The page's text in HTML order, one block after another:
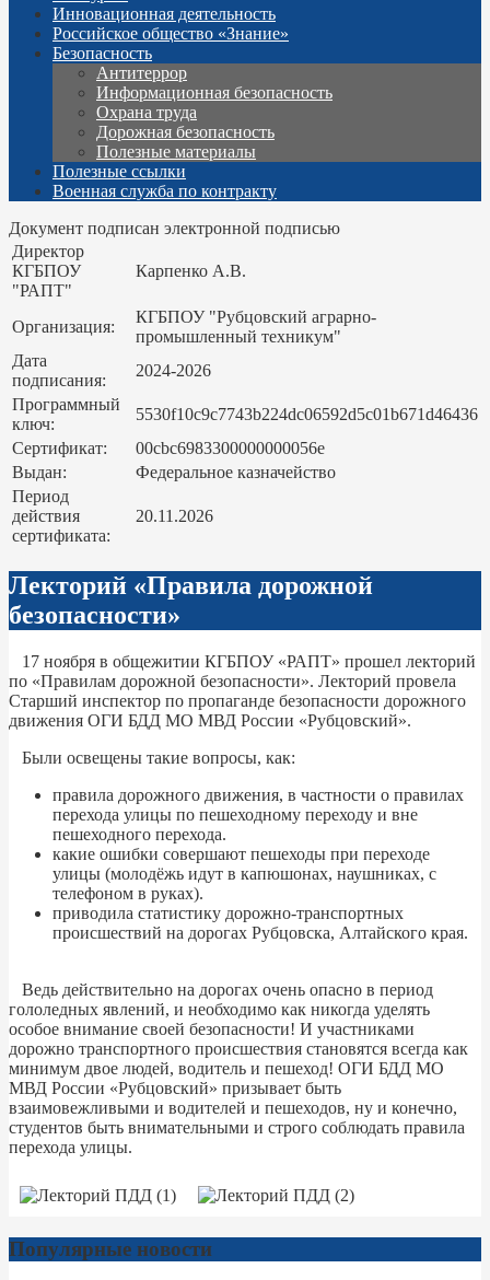
Инновационная деятельность
Российское общество «Знание»
Безопасность
Антитеррор
Информационная безопасность
Охрана труда
Дорожная безопасность
Полезные материалы
Полезные ссылки
Военная служба по контракту
Документ подписан электронной подписью
Директор
КГБПОУ
"РАПТ"
Карпенко А.В.
Организация:
КГБПОУ "Рубцовский аграрно-
промышленный техникум"
Дата
подписания:
2024-2026
Программный
ключ:
5530f10c9c7743b224dc06592d5c01b671d46436
Сертификат:
00cbc6983300000000056e
Выдан:
Федеральное казначейство
Период
действия
сертификата:
20.11.2026
Лекторий «Правила дорожной
безопасности»
17 ноября в общежитии КГБПОУ «РАПТ» прошел лекторий
по «Правилам дорожной безопасности». Лекторий провела
Старший инспектор по пропаганде безопасности дорожного
движения ОГИ БДД МО МВД России «Рубцовский».
Были освещены такие вопросы, как:
правила дорожного движения, в частности о правилах
перехода улицы по пешеходному переходу и вне
пешеходного перехода.
какие ошибки совершают пешеходы при переходе
улицы (молодёжь идут в капюшонах, наушниках, с
телефоном в руках).
приводила статистику дорожно-транспортных
происшествий на дорогах Рубцовска, Алтайского края.
Ведь действительно на дорогах очень опасно в период
гололедных явлений, и необходимо как никогда уделять
особое внимание своей безопасности! И участниками
дорожно транспортного происшествия становятся всегда как
минимум двое людей, водитель и пешеход! ОГИ БДД МО
МВД России «Рубцовский» призывает быть
взаимовежливыми и водителей и пешеходов, ну и конечно,
студентов быть внимательными и строго соблюдать правила
перехода улицы.
Популярные новости